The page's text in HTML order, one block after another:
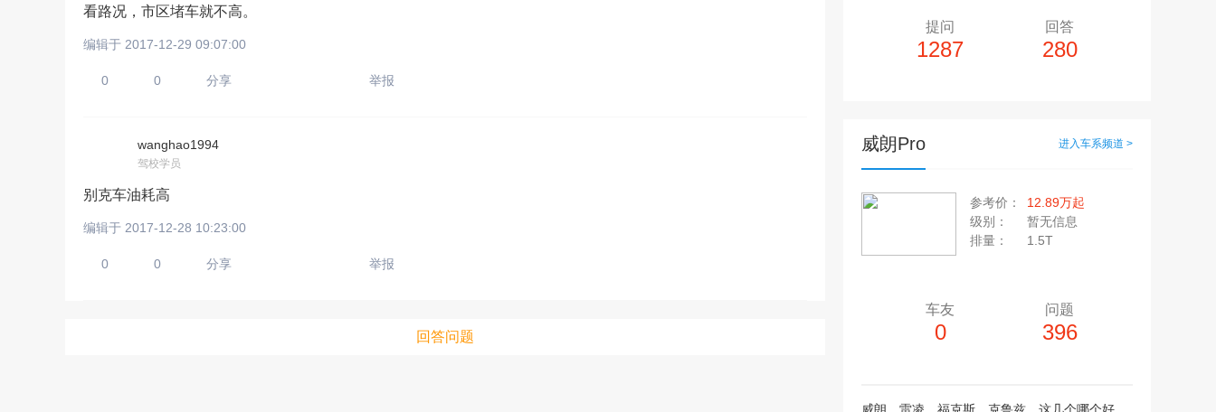
看路况，市区堵车就不高。
编辑于 2017-12-29 09:07:00
0 0 分享 举报
wanghao1994
驾校学员
别克车油耗高
编辑于 2017-12-28 10:23:00
0 0 分享 举报
回答问题
提问
1287
回答
280
威朗Pro 进入车系频道 >
参考价：
12.89万起
级别：
暂无信息
排量：
1.5T
车友
0
问题
396
上传手机图片
请输入视频地址，目前暂时只支持优酷
上传视频最多10个，单个视频小于200M